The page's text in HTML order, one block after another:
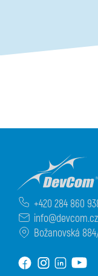
+420 284 860
info@devcom.cz
Božanovská